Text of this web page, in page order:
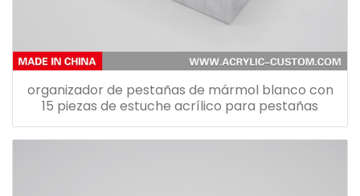
organizador de pestañas de mármol blanco con
15 piezas de estuche acrílico para pestañas